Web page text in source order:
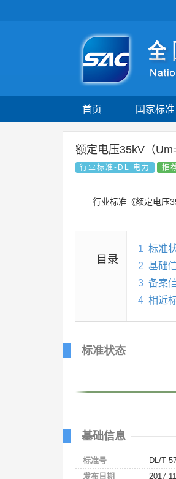
首页 国家标准
额定电压35kV（
行业标准-DL 电力 推
行业标准《额定电压
目录
1 标准
2 基础
3 备案
4 相近
标准状态
基础信息
标准号
DL/T
发布日期
2017-